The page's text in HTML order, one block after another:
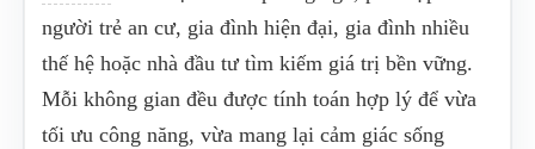
người trẻ an cư, gia đình hiện đại, gia đình nhiều
thế hệ hoặc nhà đầu tư tìm kiếm giá trị bền vững.
Mỗi không gian đều được tính toán hợp lý để vừa
tối ưu công năng, vừa mang lại cảm giác sống